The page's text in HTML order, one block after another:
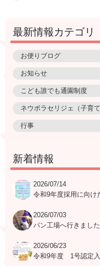
最新情報カテゴリ
お便りブログ
お知らせ
こども誰でも通園制度
ネウボラセリジェ（子育て
行事
新着情報
2026/07/14
令和9年度採用に向け
2026/07/03
パン工場へ行きまし
2026/06/23
令和9年度 1号認定